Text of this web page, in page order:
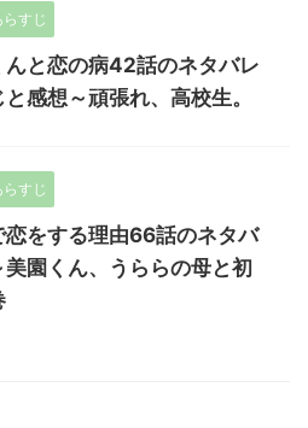
すじ
んと恋の病42話のネタバレ
感想～頑張れ、高校生。
すじ
恋をする理由66話のネタバ
美園くん、うららの母と初